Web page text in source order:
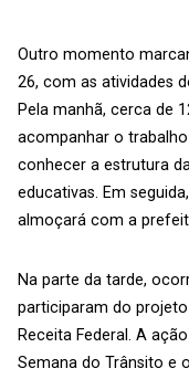
Outro momento
26, com as atividades
Pela manhã, cerca de
acompanhar o
conhecer a estrutura
educativas. Em
almoçará com a
Na parte da tarde,
participaram do
Receita Federal. A
Semana do Trânsito e